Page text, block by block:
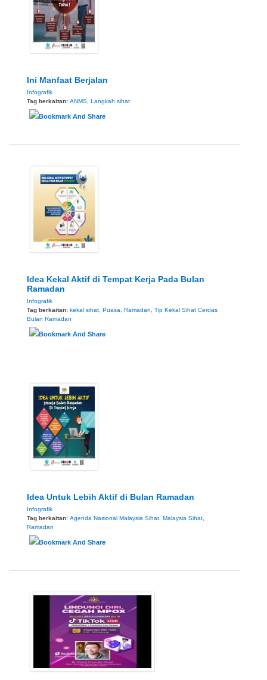
Ini Manfaat Berjalan
Infografik
Tag berkaitan: ANMS Langkah sihat
Idea Kekal Aktif di Tempat Kerja Pada Bulan
Ramadan
Infografik
Tag berkaitan: kekal sihat, Puasa, Ramadan, Tip Kekal Sihat Cerdas
Bulan Ramadan
Idea Untuk Lebih Aktif di Bulan Ramadan
Infografik
Tag berkaitan: Agenda Nasional Malaysia Sihat Malaysia Sihat
Ramadan